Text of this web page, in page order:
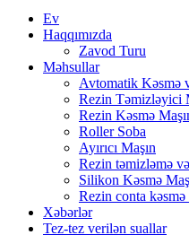
Ev
Haqqımızda
Zavod Turu
Məhsullar
Avtomatik Kəsmə
Rezin Təmizləyici
Rezin Kəsmə
Roller Soba
Ayırıcı Maşın
Rezin təmizləmə
Silikon Kəsmə
Rezin conta kəsmə
Xəbərlər
Tez-tez verilən suallar